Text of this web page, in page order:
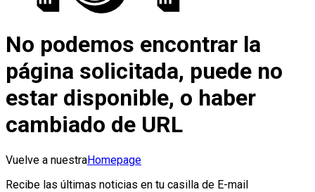
No podemos encontrar la
página solicitada, puede no
estar disponible, o haber
cambiado de URL
Vuelve a nuestraHomepage
Recibe las últimas noticias en tu casilla de E-mail